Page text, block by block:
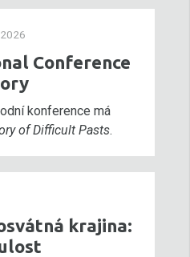
Conference
konference má
of Difficult Pasts.
krajina: